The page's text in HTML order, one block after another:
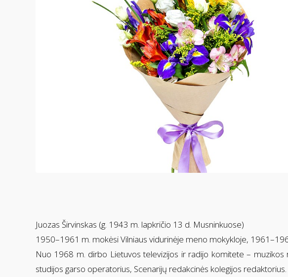
Juozas Širvinskas (g. 1943 m. lapkričio 13 d. Musninkuose)
1950–1961 m. mokėsi Vilniaus vidurinėje meno mokykloje,
Nuo 1968 m. dirbo Lietuvos televizijos ir radijo komitete –
studijos garso operatorius, Scenarijų redakcinės kolegijos redaktorius.